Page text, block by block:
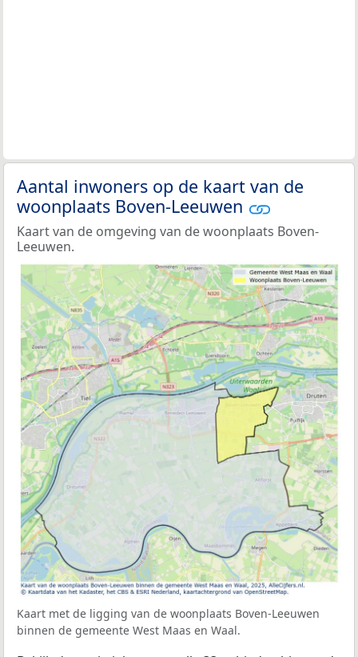
Aantal inwoners op de kaart van de
woonplaats Boven-Leeuwen
Kaart van de omgeving van de woonplaats Boven-
Leeuwen.
Kaart met de ligging van de woonplaats Boven-Leeuwen
binnen de gemeente West Maas en Waal.